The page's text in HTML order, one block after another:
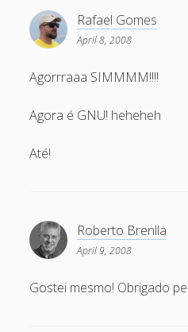
February 2009
January 2009
October 2008
September 2008
May 2008
April 2008
March 2008
Rafael Gomes
April 8, 2008
Agorrraaa SIMMMM!!!!
Agora é GNU! heheheh
Até!
Roberto Brenlla
April 9, 2008
Gostei mesmo! Obrigado